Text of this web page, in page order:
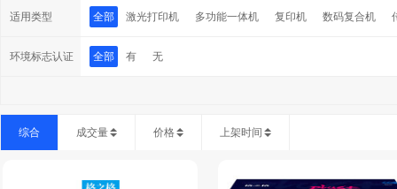
适用类型 全部 激光打印机 多功能一体机 复印机 数码复合机
环境标志认证 全部 有 无
综合 成交量 价格 上架时间